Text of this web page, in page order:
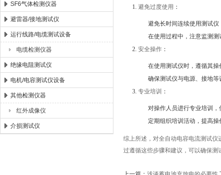
SF6气体检测仪器
避雷器/接地测试仪
运行线路/电缆测试设备
电缆检测仪器
绝缘电阻测试仪
电机/电容测试仪设备
其他检测仪器
红外成像仪
介损测试仪
避免过度使用 ：
避免长时间连续使用测试
在使用过程中，注意监测
安全操作 ：
在使用测试仪时，遵循其
确保测试仪与电源、接地
专业培训
：
对操作人员进行专业培训
定期组织培训活动，提高
综上所述，对全自动电容电流测试
过遵循这些步骤和建议，可以确保